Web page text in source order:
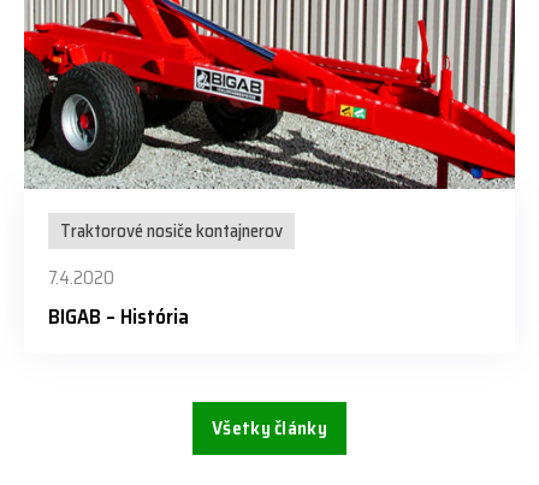
Traktorové nosiče kontajnerov
7.4.2020
BIGAB – História
Všetky články